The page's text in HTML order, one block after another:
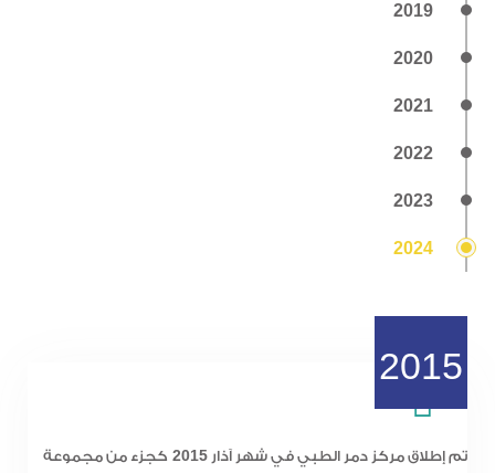
2019
2020
2021
2022
2023
2024
2015
تم إطلاق مركز دمر الطبي في شهر آذار 2015 كجزء من مجموعة